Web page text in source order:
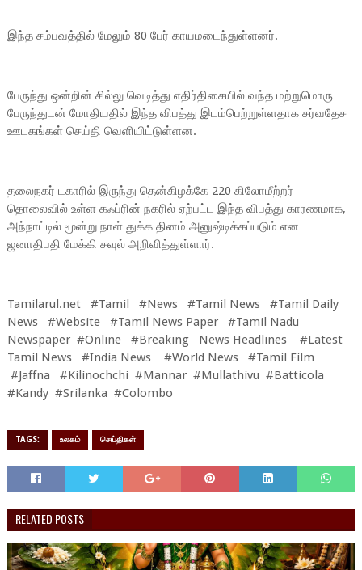
இந்த சம்பவத்தில் மேலும் 80 பேர் காயமடைந்துள்ளனர்.
பேருந்து ஒன்றின் சில்லு வெடித்து எதிர்திசையில் வந்த மற்றுமொரு
பேருந்துடன் மோதியதில் இந்த விபத்து இடம்பெற்றுள்ளதாக சர்வதேச
ஊடகங்கள் செய்தி வெளியிட்டுள்ளன.
தலைநகர் டகாரில் இருந்து தென்கிழக்கே 220 கிலோமீற்றர்
தொலைவில் உள்ள கஃப்ரின் நகரில் ஏற்பட்ட இந்த விபத்து காரணமாக,
அந்நாட்டில் மூன்று நாள் துக்க தினம் அனுஷ்டிக்கப்படும் என
ஜனாதிபதி மேக்கி சவுல் அறிவித்துள்ளார்.
Tamilarul.net #Tamil #News #Tamil News #Tamil Daily
News #Website #Tamil News Paper #Tamil Nadu
Newspaper #Online #Breaking News Headlines #Latest
Tamil News #India News #World News #Tamil Film
#Jaffna #Kilinochchi #Mannar #Mullathivu #Batticola
#Kandy #Srilanka #Colombo
TAGS: உலகம் செய்திகள்
RELATED POSTS